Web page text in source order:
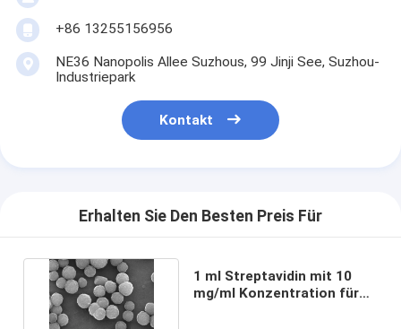
+86 13255156956
NE36 Nanopolis Allee Suzhous, 99 Jinji See, Suzhou-
Industriepark
Kontakt
Erhalten Sie Den Besten Preis Für
1 ml Streptavidin mit 10
mg/ml Konzentration für